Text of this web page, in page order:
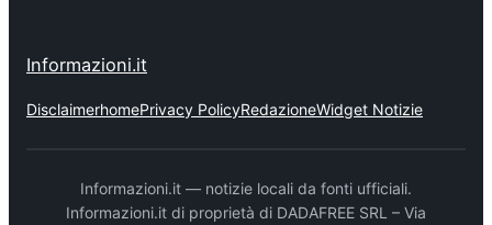
Informazioni.it
DisclaimerhomePrivacy PolicyRedazioneWidget Notizie
Informazioni.it — notizie locali da fonti ufficiali.
Informazioni.it di proprietà di DADAFREE SRL – Via